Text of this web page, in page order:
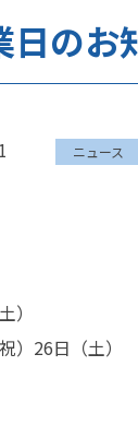
日のお
ニュース
）
）26日（土）